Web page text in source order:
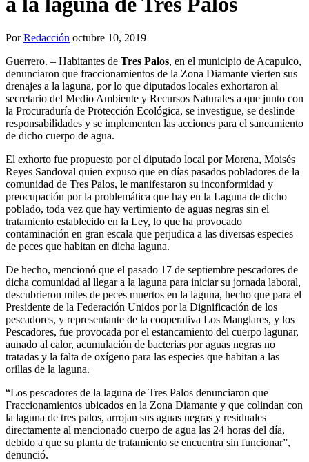
PorRedacción octubre 10, 2019
Guerrero. – Habitantes de Tres Palos, en el municipio de Acapulco,
denunciaron que fraccionamientos de la Zona Diamante vierten sus
drenajes a la laguna, por lo que diputados locales exhortaron al
secretario del Medio Ambiente y Recursos Naturales a que junto con
la Procuraduría de Protección Ecológica, se investigue, se deslinde
responsabilidades y se implementen las acciones para el saneamiento
de dicho cuerpo de agua.
El exhorto fue propuesto por el diputado local por Morena, Moisés
Reyes Sandoval quien expuso que en días pasados pobladores de la
comunidad de Tres Palos, le manifestaron su inconformidad y
preocupación por la problemática que hay en la Laguna de dicho
poblado, toda vez que hay vertimiento de aguas negras sin el
tratamiento establecido en la Ley, lo que ha provocado
contaminación en gran escala que perjudica a las diversas especies
de peces que habitan en dicha laguna.
De hecho, mencionó que el pasado 17 de septiembre pescadores de
dicha comunidad al llegar a la laguna para iniciar su jornada laboral,
descubrieron miles de peces muertos en la laguna, hecho que para el
Presidente de la Federación Unidos por la Dignificación de los
pescadores, y representante de la cooperativa Los Manglares, y los
Pescadores, fue provocada por el estancamiento del cuerpo lagunar,
aunado al calor, acumulación de bacterias por aguas negras no
tratadas y la falta de oxígeno para las especies que habitan a las
orillas de la laguna.
“Los pescadores de la laguna de Tres Palos denunciaron que
Fraccionamientos ubicados en la Zona Diamante y que colindan con
la laguna de tres palos, arrojan sus aguas negras y residuales
directamente al mencionado cuerpo de agua las 24 horas del día,
debido a que su planta de tratamiento se encuentra sin funcionar”,
denunció.